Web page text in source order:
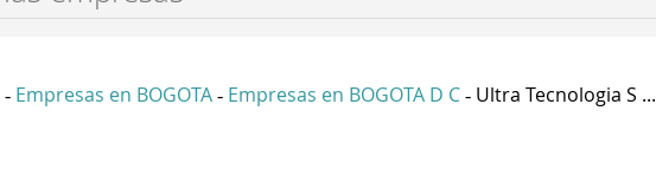
- Empresas en BOGOTA - Empresas en BOGOTA D C - Ultra Tecnologia S ...